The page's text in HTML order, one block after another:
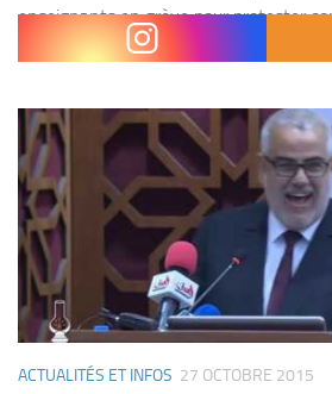
enseignants en grève pour protester
des employés du secteur de l’éducation...
ACTUALITÉS ET INFOS 27 OCTOBRE 2015